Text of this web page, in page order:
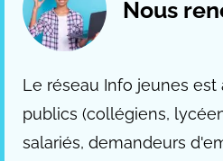
Nous
Le réseau Info jeunes
publics (collégiens,
salariés, demandeurs